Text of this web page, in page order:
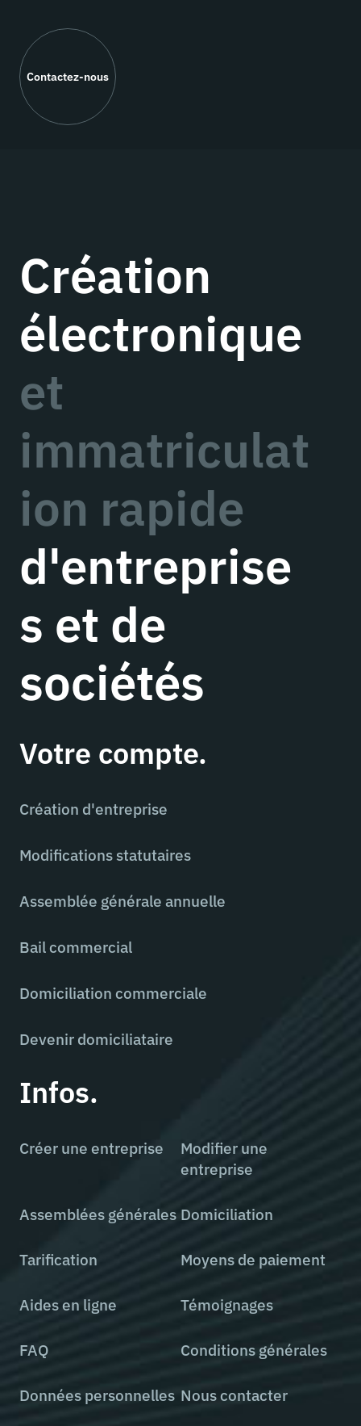
Contactez-nous
Création
électronique
et
immatriculat
ion rapide
d'entreprise
s et de
sociétés
Votre compte.
Création d'entreprise
Modifications statutaires
Assemblée générale annuelle
Bail commercial
Domiciliation commerciale
Devenir domiciliataire
Infos.
Créer une entreprise
Modifier une
entreprise
Assemblées générales Domiciliation
Tarification Moyens de paiement
Aides en ligne Témoignages
FAQ Conditions générales
Données personnelles Nous contacter